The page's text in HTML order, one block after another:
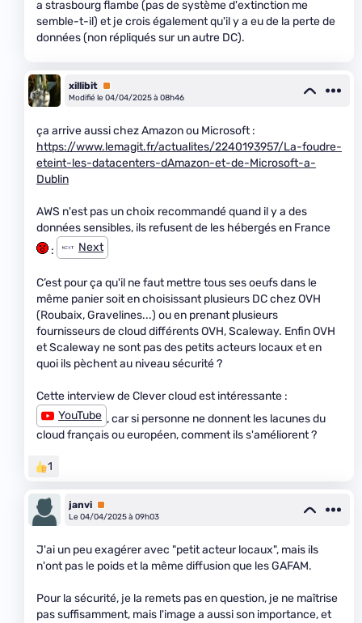
a strasbourg flambe (pas de système d'extinction me
semble-t-il) et je crois également qu'il y a eu de la perte de
données (non répliqués sur un autre DC).
xillibit Premium
Modifié le 04/04/2025 à 08h46
ça arrive aussi chez Amazon ou Microsoft :
https://www.lemagit.fr/actualites/2240193957/La-foudre-
eteint-les-datacenters-dAmazon-et-de-Microsoft-a-
Dublin
AWS n'est pas un choix recommandé quand il y a des
données sensibles, ils refusent de les hébergés en France
:
Next
C’est pour ça qu'il ne faut mettre tous ses oeufs dans le
même panier soit en choisissant plusieurs DC chez OVH
(Roubaix, Gravelines...) ou en prenant plusieurs
fournisseurs de cloud différents OVH, Scaleway. Enfin OVH
et Scaleway ne sont pas des petits acteurs locaux et en
quoi ils pèchent au niveau sécurité ?
Cette interview de Clever cloud est intéressante :
YouTube , car si personne ne donnent les lacunes du
cloud français ou européen, comment ils s'améliorent ?
1
janvi Premium
Le 04/04/2025 à 09h03
J'ai un peu exagérer avec "petit acteur locaux", mais ils
n'ont pas le poids et la même diffusion que les GAFAM.
Pour la sécurité, je la remets pas en question, je ne maîtrise
pas suffisamment, mais l'image a aussi son importance, et